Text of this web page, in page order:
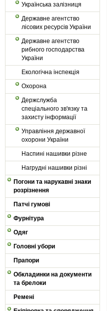
Українська залізниця
Державне агентство
лісових ресурсів України
Державне агентство
рибного господарства
України
Екологічна інспекція
Охорона
Держслужба
спеціального зв'язку та
захисту інформації
Управління державної
охорони України
Наспині нашивки різне
Нагрудні нашивки різні
Погони та нарукавні знаки
розрізнення
Патчі гумові
Фурнітура
Одяг
Головні убори
Прапори
Обкладинки на документи
та брелоки
Ремені